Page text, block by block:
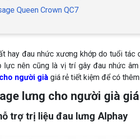
Queen Crown QC7
hay đau nhức xương khớp do tuổi tác
lực nên cũng là vị trí gây đau nhức
người già giá rẻ tiết kiệm để có
lưng cho người già
trợ trị liệu đau lưng Alphay